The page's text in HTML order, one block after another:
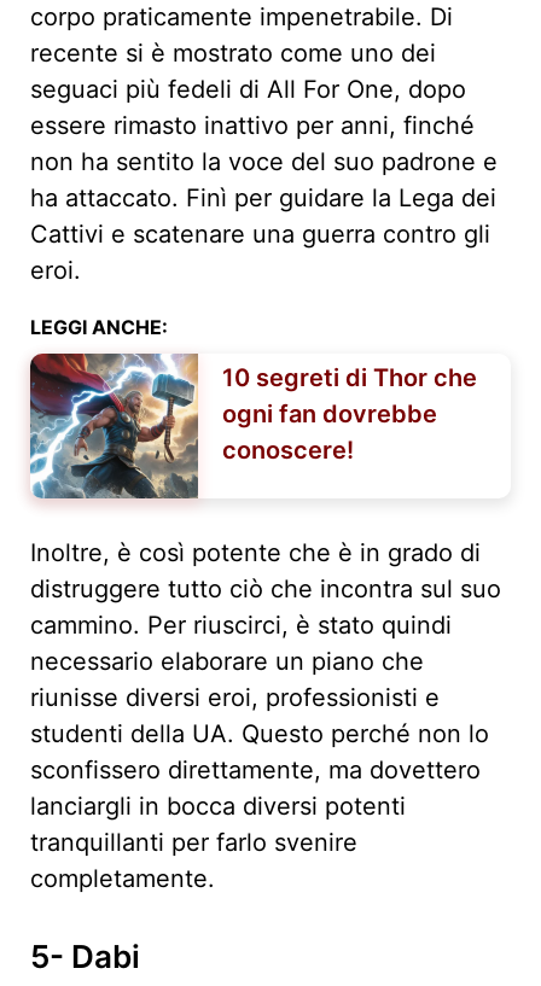
corpo praticamente impenetrabile. Di
recente si è mostrato come uno dei
seguaci più fedeli di All For One, dopo
essere rimasto inattivo per anni, finché
non ha sentito la voce del suo padrone e
ha attaccato. Finì per guidare la Lega dei
Cattivi e scatenare una guerra contro gli
eroi.
LEGGI ANCHE:
10 segreti di Thor che
ogni fan dovrebbe
conoscere!
Inoltre, è così potente che è in grado di
distruggere tutto ciò che incontra sul suo
cammino. Per riuscirci, è stato quindi
necessario elaborare un piano che
riunisse diversi eroi, professionisti e
studenti della UA. Questo perché non lo
sconfissero direttamente, ma dovettero
lanciargli in bocca diversi potenti
tranquillanti per farlo svenire
completamente.
5- Dabi